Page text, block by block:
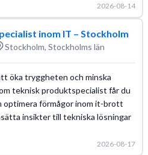
2026-08-14
inom IT – Stockholm
Stockholm, Stockholms län
öka tryggheten och minska
teknisk produktspecialist får du
optimera förmågor inom it-brott
insikter till tekniska lösningar
2026-08-17